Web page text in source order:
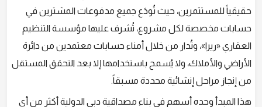
حقيقياً للمستثمرين، حيث تُودَع جميع مدفوعات المشترين في
حسابات مخصصة لكل مشروع، تُشرف عليها مؤسسة التنظيم
العقاري «ريرا»، وتُدار من خلال أمناء حسابات معتمدين من دائرة
الأراضي والأملاك، ولا يُسمح باستخدامها إلا بعد التحقق المستقل
من إنجاز مراحل إنشائية محددة مسبقاً.
هذا المبدأ وحده أسهم في بناء مصداقية دبي الدولية أكثر من أي